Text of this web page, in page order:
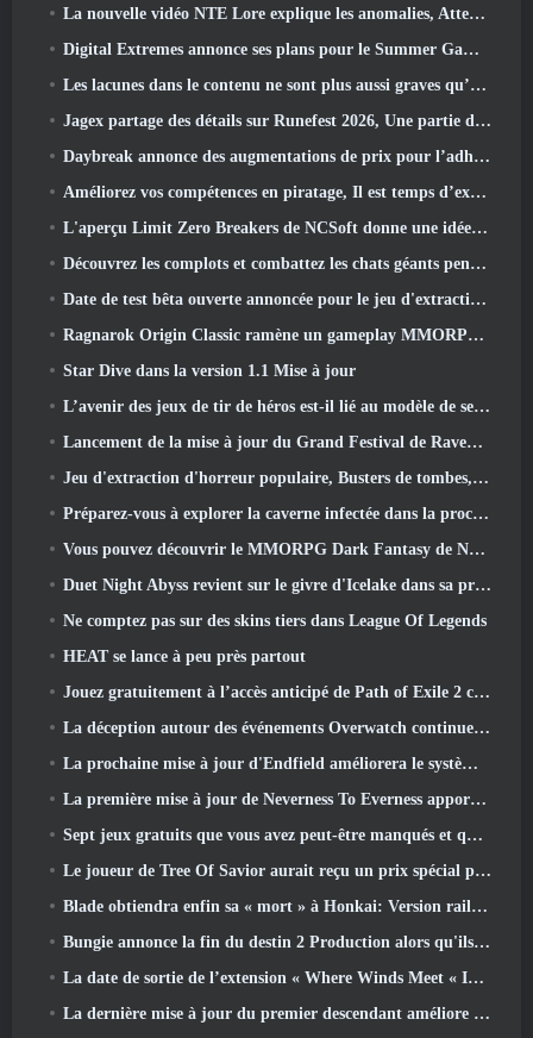
La nouvelle vidéo NTE Lore explique les anomalies, Attendez, Et comment une organisation « secrète » suit tout cela
Digital Extremes annonce ses plans pour le Summer Game Fest
Les lacunes dans le contenu ne sont plus aussi graves qu’avant
Jagex partage des détails sur Runefest 2026, Une partie de la célébration du 25e anniversaire de RuneScape IP
Daybreak annonce des augmentations de prix pour l’adhésion VIP au Seigneur des Anneaux Online
Améliorez vos compétences en piratage, Il est temps d’explorer Night City dans Wuthering Waves
L'aperçu Limit Zero Breakers de NCSoft donne une idée de ce à quoi s'attendre du prochain test du prologue
Découvrez les complots et combattez les chats géants pendant votre temps libre dans la dernière mise à jour de Where Winds Meet
Date de test bêta ouverte annoncée pour le jeu d'extraction Dark Fantasy, Chasseur de Brume
Ragnarok Origin Classic ramène un gameplay MMORPG équitable et CBT ouvre ses portes en juin 4
Star Dive dans la version 1.1 Mise à jour
L’avenir des jeux de tir de héros est-il lié au modèle de service en direct F2P?
Lancement de la mise à jour du Grand Festival de Raven2, avec la nouvelle classe Warlord
Jeu d'extraction d'horreur populaire, Busters de tombes, Lancements en Occident
Préparez-vous à explorer la caverne infectée dans la prochaine mise à jour d'Eterspire
Vous pouvez découvrir le MMORPG Dark Fantasy de Nexon Embers Of The Uncrown pendant le Steam Next Fest
Duet Night Abyss revient sur le givre d'Icelake dans sa prochaine mise à jour Steampunk
Ne comptez pas sur des skins tiers dans League Of Legends
HEAT se lance à peu près partout
Jouez gratuitement à l’accès anticipé de Path of Exile 2 ce week-end
La déception autour des événements Overwatch continue 10 Année anniversaire
La prochaine mise à jour d'Endfield améliorera le système d'usine
La première mise à jour de Neverness To Everness apporte beaucoup à la table
Sept jeux gratuits que vous avez peut-être manqués et qui font partie du Steam Ocean Fest
Le joueur de Tree Of Savior aurait reçu un prix spécial pour avoir dépensé 100 000 $ dans le jeu
Blade obtiendra enfin sa « mort » à Honkai: Version rail étoile 4.3
Bungie annonce la fin du destin 2 Production alors qu'ils se préparent à travailler sur de nouveaux projets
La date de sortie de l’extension « Where Winds Meet « Imperial Palace » est annoncée
La dernière mise à jour du premier descendant améliore la boucle agricole et met à jour le mode Assaut